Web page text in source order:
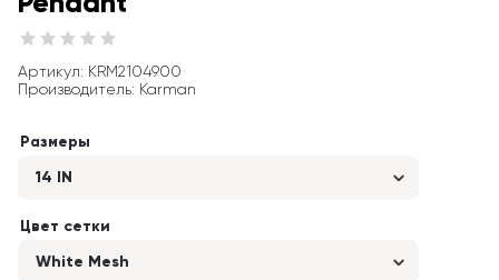
Артикул: KRM2104900
Производитель: Karman
Размеры
14 IN
Цвет сетки
White Mesh